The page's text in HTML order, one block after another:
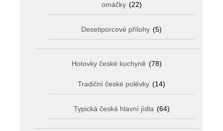
omáčky (22)
Desetiporcové přílohy (5)
Hotovky české kuchyně (78)
Tradiční české polévky (14)
Typická česká hlavní jídla (64)